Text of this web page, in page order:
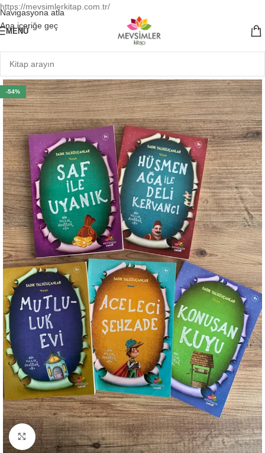
https://mevsimlerkitap.com.tr/
Navigasyona atla
Ana içeriğe geç
MENÜ
-54%
Büyütmek için tıklayın